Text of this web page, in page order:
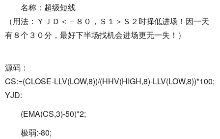
名称：超级短线
（用法：ＹＪＤ＜－８０，Ｓ１＞Ｓ２时择低进场！因一天
有８个３０分，最好下半场找机会进场更无一失！）
源码：
CS:=(CLOSE-LLV(LOW,8))/(HHV(HIGH,8)-LLV(LOW,8))*100;
YJD:
(EMA(CS,3)-50)*2;
极弱:-80;